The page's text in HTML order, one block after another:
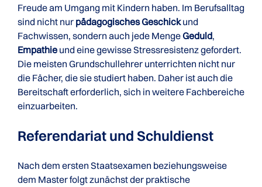
Freude am Umgang mit Kindern haben. Im Berufsalltag
sind nicht nur pädagogisches Geschickund
Fachwissen, sondern auch jede MengeGeduld,
Empathie und eine gewisse Stressresistenz gefordert.
Die meisten Grundschullehrer unterrichten nicht nur
die Fächer, die sie studiert haben. Daher ist auch die
Bereitschaft erforderlich, sich in weitere Fachbereiche
einzuarbeiten.
Referendariat und Schuldienst
Nach dem ersten Staatsexamen beziehungsweise
dem Master folgt zunächst der praktische